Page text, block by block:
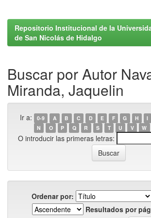
Repositorio Institucional de la
de San Nicolás de Hidalgo
Buscar por Autor
Miranda, Jaquelin
Ir a: 0-9 A B C D E F G H I
N
O P Q R S T U V W
O introducir las primeras letras:
Ordenar por:
Resultados por